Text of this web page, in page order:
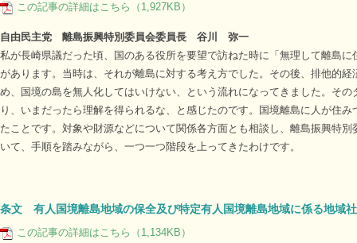
この記事の詳細はこちら（1,927KB）
自由民主党 離島振興特別委員会委員長 谷川 弥一
私が長崎県議だった頃、国のある役所を要望で訪ねた時に「無理して離島
があります。当時は、それが離島に対する考え方でした。その後、排他的
め、国境の島を無人化してはいけない、という流れになってきました。そ
り、いまだったら理解を得られるな、と感じたのです。国境離島に人が住
たことです。対象や財源などについて関係各方面とも相談し、離島振興特
いて、手順を踏みながら、一つ一つ階段を上ってきたわけです。
条文 有人国境離島地域の保全及び特定有人国境離島地域に係る地域
この記事の詳細はこちら（1,134KB）